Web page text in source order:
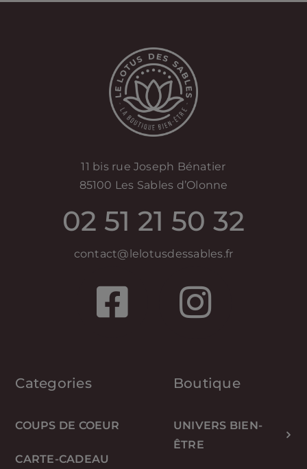
11 bis rue Joseph Bénatier
85100 Les Sables d’Olonne
02 51 21 50 32
contact@lelotusdessables.fr
Categories
COUPS DE COEUR
CARTE-CADEAU
Boutique
UNIVERS BIEN-
ÊTRE